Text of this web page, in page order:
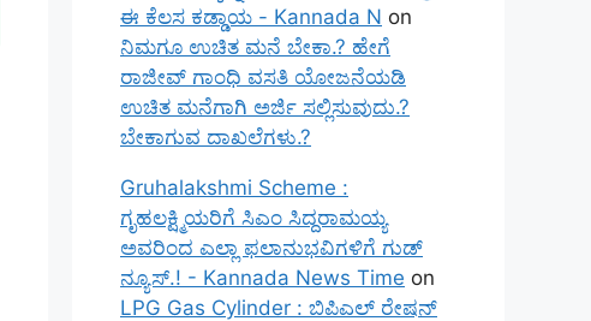
ಈ ಕೆಲಸ ಕಡ್ಡಾಯ - Kannada N on
ನಿಮಗೂ ಉಚಿತ ಮನೆ ಬೇಕಾ.? ಹೇಗೆ
ರಾಜೀವ್ ಗಾಂಧಿ ವಸತಿ ಯೋಜನೆಯಡಿ
ಉಚಿತ ಮನೆಗಾಗಿ ಅರ್ಜಿ ಸಲ್ಲಿಸುವುದು.?
ಬೇಕಾಗುವ ದಾಖಲೆಗಳು.?
Gruhalakshmi Scheme :
ಗೃಹಲಕ್ಷ್ಮಿಯರಿಗೆ ಸಿಎಂ ಸಿದ್ದರಾಮಯ್ಯ
ಅವರಿಂದ ಎಲ್ಲಾ ಫಲಾನುಭವಿಗಳಿಗೆ ಗುಡ್
ನ್ಯೂಸ್.! - Kannada News Time on
LPG Gas Cylinder : ಬಿಪಿಎಲ್ ರೇಷನ್